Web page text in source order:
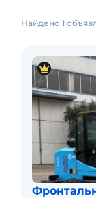
Найдено 1